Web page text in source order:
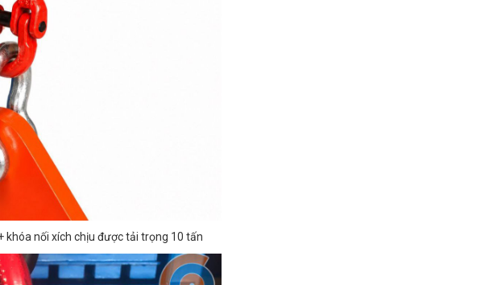
khóa nối xích chịu được tải trọng 10 tấn